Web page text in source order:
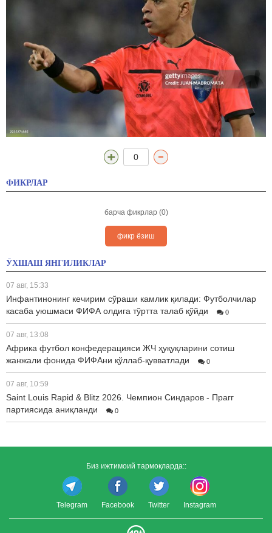
0
ФИКРЛАР
барча фикрлар (0)
фикр ёзиш
ЎХШАШ ЯНГИЛИКЛАР
07 авг, 15:33
Инфантинонинг кечирим сўраши камлик қилади: Футболчилар
касаба уюшмаси ФИФА олдига тўртта талаб қўйди
0
07 авг, 13:08
Африка футбол конфедерацияси ЖЧ ҳуқуқларини сотиш
жанжали фонида ФИФАни қўллаб-қувватлади
0
07 авг, 10:59
Saint Louis Rapid & Blitz 2026. Чемпион Синдаров - Прагг
партиясида аниқланди
0
Биз ижтимоий тармоқларда::
Telegram Facebook Twitter Instagram